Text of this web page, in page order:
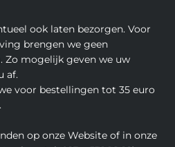
ook laten bezorgen. Voor
brengen we geen
Zo mogelijk geven we uw
af.
voor bestellingen tot 35 euro
op onze Website of in onze